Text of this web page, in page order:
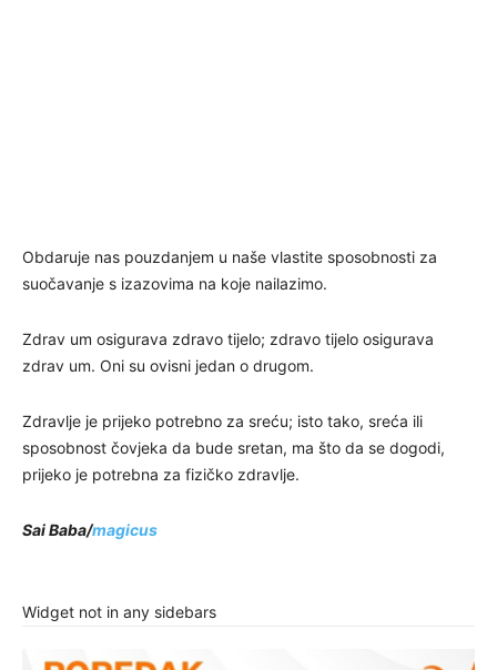
Obdaruje nas pouzdanjem u naše vlastite sposobnosti za
suočavanje s izazovima na koje nailazimo.
Zdrav um osigurava zdravo tijelo; zdravo tijelo osigurava
zdrav um. Oni su ovisni jedan o drugom.
Zdravlje je prijeko potrebno za sreću; isto tako, sreća ili
sposobnost čovjeka da bude sretan, ma što da se dogodi,
prijeko je potrebna za fizičko zdravlje.
Sai Baba/magicus
Widget not in any sidebars